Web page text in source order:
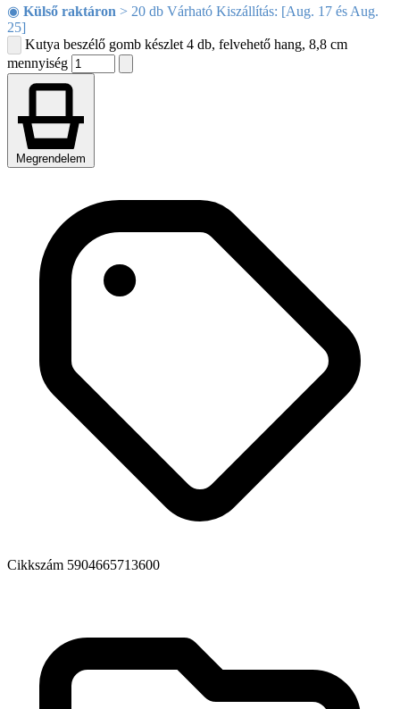
◉ Külső raktáron > 20 db Várható Kiszállítás: [Aug. 17 és Aug.
25]
Kutya beszélő gomb készlet 4 db, felvehető hang, 8,8 cm
mennyiség
Megrendelem
Cikkszám 5904665713600